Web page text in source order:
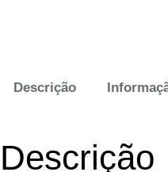
Descrição
Descrição